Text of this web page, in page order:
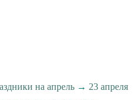
на апрель→ 23 апреля